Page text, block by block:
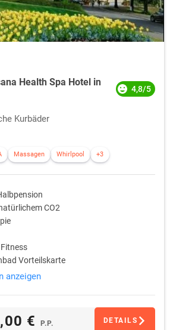
Health Spa Hotel in
4,8/5
Kurbäder
Massagen Whirlpool +3
CO2
Vorteilskarte
anzeigen
€ P.P. DETAILS